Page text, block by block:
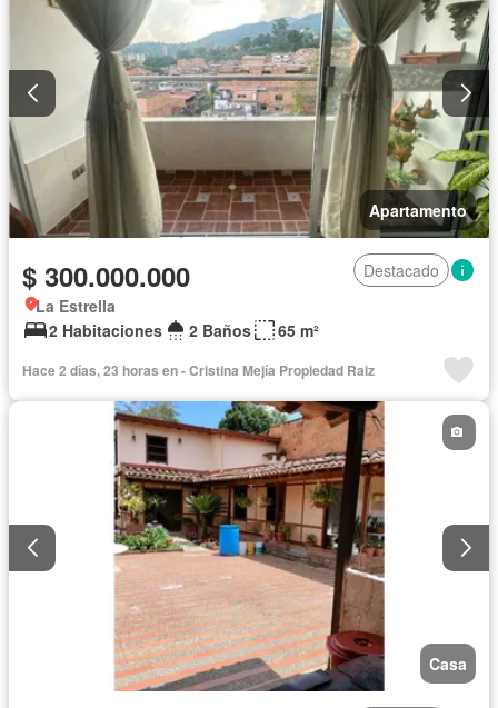
Apartamento
$ 300.000.000
Destacado
La Estrella
2 Habitaciones
2 Baños 65 m²
Hace 2 días, 23 horas en - Cristina Mejía Propiedad Raiz
Casa